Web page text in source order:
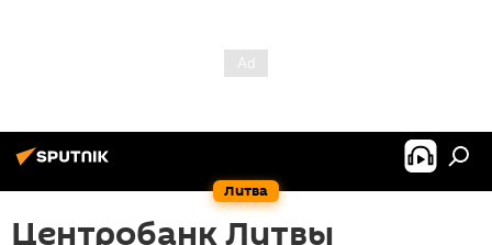
Литва
Центробанк Литвы